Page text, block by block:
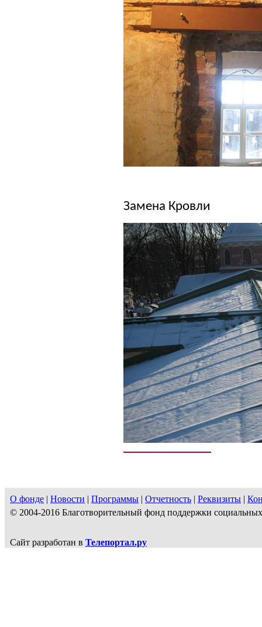
Замена Кровли
О фонде | Новости | Программы | Отчетность | Реквизиты |
© 2004-2016 Благотворительный фонд поддержки
Сайт разработан в Телепортал.ру